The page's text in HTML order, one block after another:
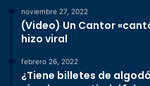
noviembre 27, 2022
(Video) Un Cantor
hizo viral
febrero 26, 2022
¿Tiene billetes de